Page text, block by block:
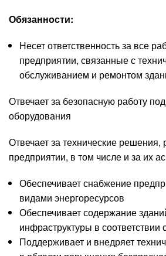
Обязанности:
Несет ответственность за все
предприятии, связанные с
обслуживанием и ремонтом
Отвечает за безопасную работу
оборудования
Отвечает за технические
предприятии, в том числе и за их
Обеспечивает снабжение
видами энергоресурсов
Обеспечивает содержание
инфраструктуры в соответствии
Поддерживает и внедряет